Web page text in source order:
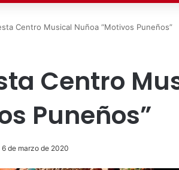
Centro Musical Nuñoa “Motivos Puneños”
Centro
Puneños”
6 de marzo de 2020